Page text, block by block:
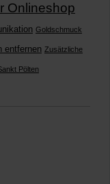
Onlineshop
Goldschmuck
entfernen Zusätzliche
Pölten